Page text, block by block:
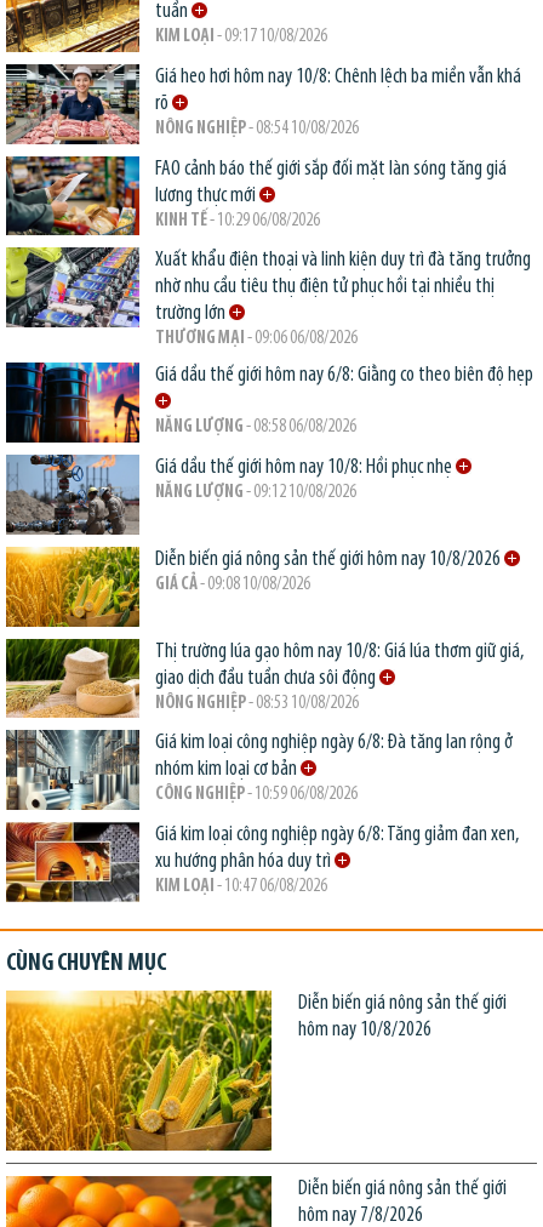
tuần
KIM LOẠI - 09:17 10/08/2026
Giá heo hơi hôm nay 10/8: Chênh lệch ba miền vẫn khá
rõ
NÔNG NGHIỆP- 08:54 10/08/2026
FAO cảnh báo thế giới sắp đối mặt làn sóng tăng giá
lương thực mới
KINH TẾ- 10:29 06/08/2026
Xuất khẩu điện thoại và linh kiện duy trì đà tăng trưởng
nhờ nhu cầu tiêu thụ điện tử phục hồi tại nhiều thị
trường lớn
THƯƠNG MẠI - 09:06 06/08/2026
Giá dầu thế giới hôm nay 6/8: Giằng co theo biên độ hẹp
NĂNG LƯỢNG - 08:58 06/08/2026
Giá dầu thế giới hôm nay 10/8: Hồi phục nhẹ
NĂNG LƯỢNG - 09:12 10/08/2026
Diễn biến giá nông sản thế giới hôm nay 10/8/2026
GIÁ CẢ- 09:08 10/08/2026
Thị trường lúa gạo hôm nay 10/8: Giá lúa thơm giữ giá,
giao dịch đầu tuần chưa sôi động
NÔNG NGHIỆP- 08:53 10/08/2026
Giá kim loại công nghiệp ngày 6/8: Đà tăng lan rộng ở
nhóm kim loại cơ bản
CÔNG NGHIỆP- 10:59 06/08/2026
Giá kim loại công nghiệp ngày 6/8: Tăng giảm đan xen,
xu hướng phân hóa duy trì
KIM LOẠI - 10:47 06/08/2026
CÙNG CHUYÊN MỤC
Diễn biến giá nông sản thế giới
hôm nay 10/8/2026
Diễn biến giá nông sản thế giới
hôm nay 7/8/2026